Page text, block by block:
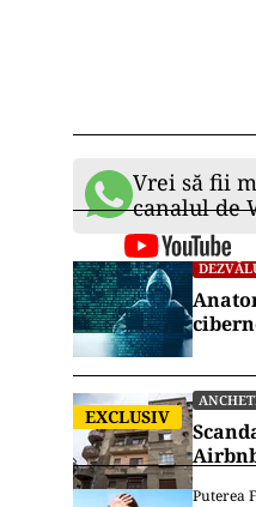
Vrei să fii
canalul de
EXCLUSIV
Puterea